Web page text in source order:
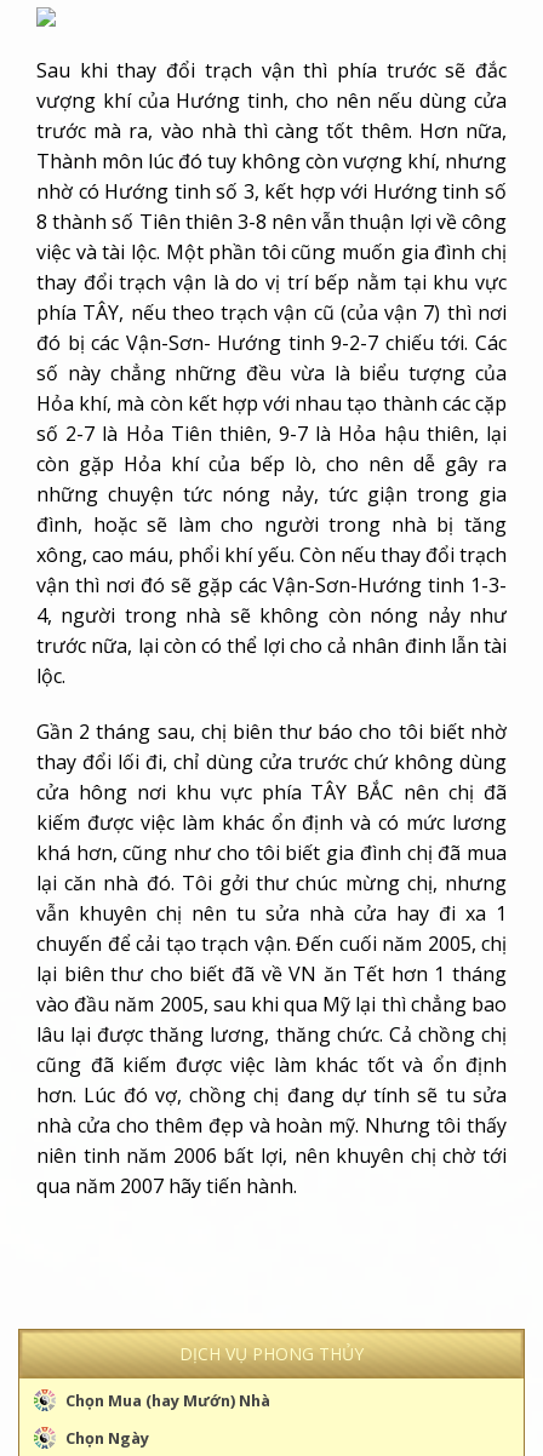
DỊCH VỤ PHONG THỦY
Xem Phong Thủy
Thiết Kế Phong Thủy
Lớp Phong Thủy Hàm Thụ
Dịch Vụ
Thành môn lúc đó tuy không còn vượng khí, nhưng
8 thành số Tiên thiên 3-8 nên vẫn thuận lợi về công
việc và tài lộc. Một phần tôi cũng muốn gia đình chị
thay đổi trạch vận là do vị trí bếp nằm tại khu vực
phía TÂY, nếu theo trạch vận cũ (của vận 7) thì nơi
đó bị các Vận-Sơn- Hướng tinh 9-2-7 chiếu tới. Các
số này chẳng những đều vừa là biểu tượng của
Hỏa khí, mà còn kết hợp với nhau tạo thành các cặp
số 2-7 là Hỏa Tiên thiên, 9-7 là Hỏa hậu thiên, lại
còn gặp Hỏa khí của bếp lò, cho nên dễ gây ra
những chuyện tức nóng nảy, tức giận trong gia
đình, hoặc sẽ làm cho người trong nhà bị tăng
xông, cao máu, phổi khí yếu. Còn nếu thay đổi trạch
vận thì nơi đó sẽ gặp các Vận-Sơn-Hướng tinh 1-3-
4, người trong nhà sẽ không còn nóng nảy như
trước nữa, lại còn có thể lợi cho cả nhân đinh lẫn tài
lộc.
Gần 2 tháng sau, chị biên thư báo cho tôi biết nhờ
thay đổi lối đi, chỉ dùng cửa trước chứ không dùng
cửa hông nơi khu vực phía TÂY BẮC nên chị đã
kiếm được việc làm khác ổn định và có mức lương
lại căn nhà đó. Tôi gởi thư chúc mừng chị, nhưng
vẫn khuyên chị nên tu sửa nhà cửa hay đi xa 1
chuyến để cải tạo trạch vận. Đến cuối năm 2005, chị
lại biên thư cho biết đã về VN ăn Tết hơn 1 tháng
vào đầu năm 2005, sau khi qua Mỹ lại thì chẳng bao
lâu lại được thăng lương, thăng chức. Cả chồng chị
cũng đã kiếm được việc làm khác tốt và ổn định
hơn. Lúc đó vợ, chồng chị đang dự tính sẽ tu sửa
nhà cửa cho thêm đẹp và hoàn mỹ. Nhưng tôi thấy
niên tinh năm 2006 bất lợi, nên khuyên chị chờ tới
qua năm 2007 hãy tiến hành.